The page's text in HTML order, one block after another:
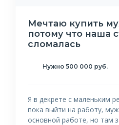
Мечтаю купить
потому что наша
сломалась
Нужно 500 000 руб.
Я в декрете с маленьким
пока выйти на работу,
основной работе, но там